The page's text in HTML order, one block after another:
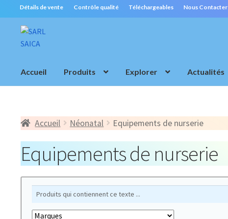
Détails de vente Contrôle qualité Téléchargeables Nous Contacter
Aller
à
navigation
Aller
au
Accueil Produits Explorer Actualités
Accueil Néonatal Equipements de nurserie
Equipements de nurserie